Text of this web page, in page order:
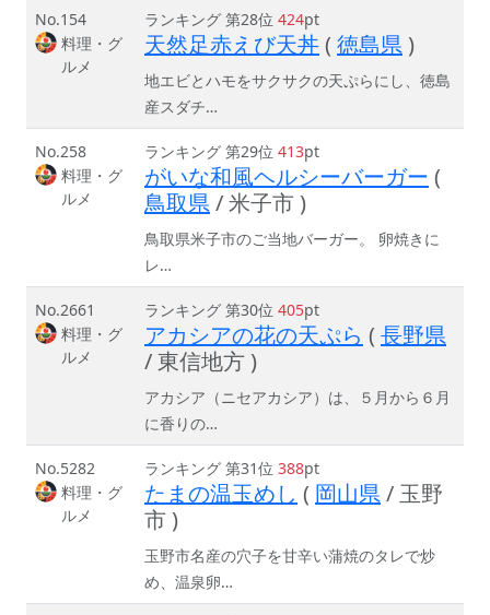
No.154
料理・グ
ルメ
ランキング 第28位 424pt
天然足赤えび天丼( 徳島県 )
地エビとハモをサクサクの天ぷらにし、徳島
産スダチ…
No.258
料理・グ
ルメ
ランキング 第29位 413pt
がいな和風ヘルシーバーガー (
鳥取県/ 米子市 )
鳥取県米子市のご当地バーガー。 卵焼きに
レ…
No.2661
料理・グ
ルメ
ランキング 第30位 405pt
アカシアの花の天ぷら ( 長野県
/ 東信地方 )
アカシア（ニセアカシア）は、５月から６月
に香りの…
No.5282
料理・グ
ルメ
ランキング 第31位 388pt
たまの温玉めし ( 岡山県/ 玉野
市 )
玉野市名産の穴子を甘辛い蒲焼のタレで炒
め、温泉卵…